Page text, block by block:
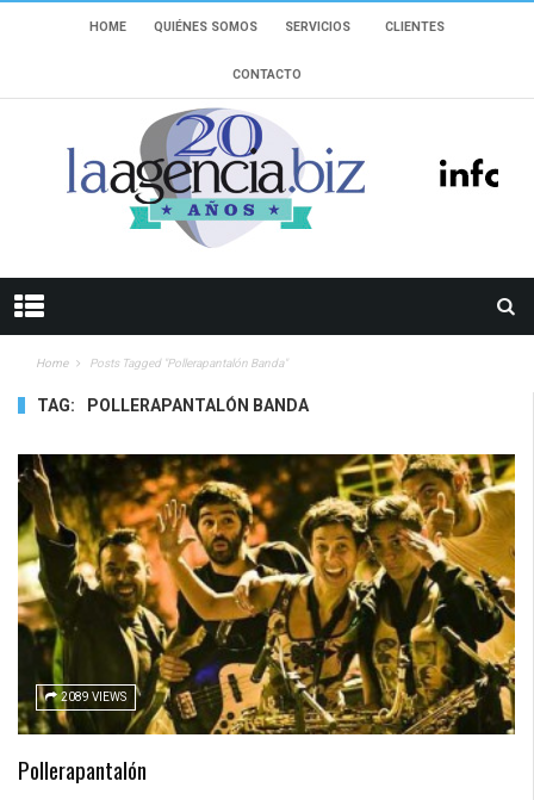
HOME QUIÉNES SOMOS SERVICIOS CLIENTES
CONTACTO
Home Posts Tagged "Pollerapantalón Banda"
TAG: POLLERAPANTALÓN BANDA
2089 VIEWS
Pollerapantalón